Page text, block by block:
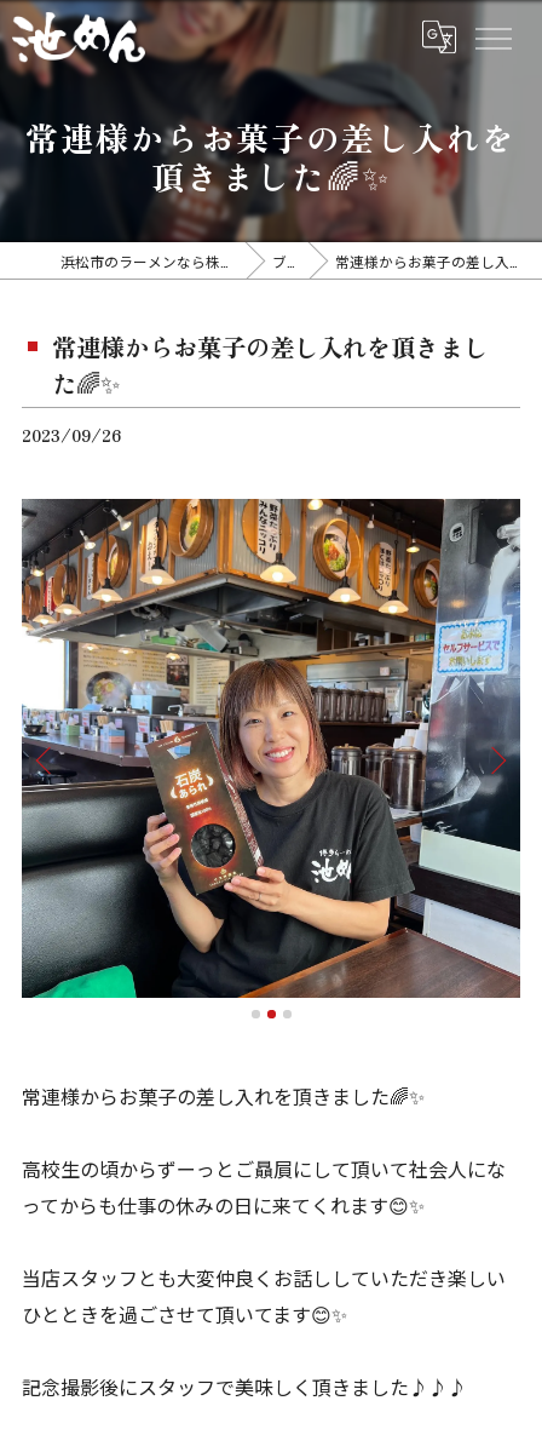
常連様からお菓子の差し入れを
頂きました🌈✨
ブログ 常連様からお菓子の差し入れを頂きました🌈✨
常連様からお菓子の差し入れを頂きまし
た🌈✨
2023/09/26
常連様からお菓子の差し入れを頂きました🌈✨
高校生の頃からずーっとご贔屓にして頂いて社会人にな
ってからも仕事の休みの日に来てくれます😊✨
当店スタッフとも大変仲良くお話ししていただき楽しい
ひとときを過ごさせて頂いてます😊✨
記念撮影後にスタッフで美味しく頂きました♪♪♪